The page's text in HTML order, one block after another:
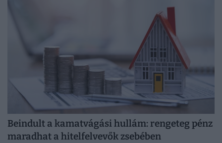
Beindult a kamatvágási hullám: rengeteg pénz
maradhat a hitelfelvevők zsebében